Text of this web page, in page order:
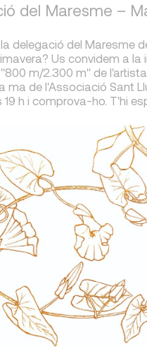
del Maresme –
delegació del Maresme
Us convidem a la
m/2.300 m" de
ma de l'Associació Sant
19 h i comprova-ho. T'hi